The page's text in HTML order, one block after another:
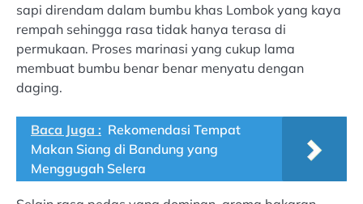
sapi direndam dalam bumbu khas Lombok yang kaya
rempah sehingga rasa tidak hanya terasa di
permukaan. Proses marinasi yang cukup lama
membuat bumbu benar benar menyatu dengan
daging.
Baca Juga : Rekomendasi Tempat
Makan Siang di Bandung yang
Menggugah Selera